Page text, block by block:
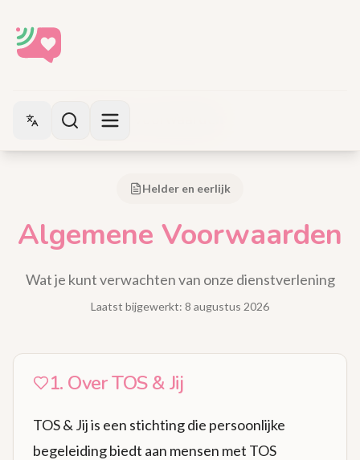
Switch language
algemene-voorwaarden
Helder en eerlijk
Algemene Voorwaarden
Wat je kunt verwachten van onze dienstverlening
Laatst bijgewerkt: 8 augustus 2026
1. Over TOS & Jij
TOS & Jij is een stichting die persoonlijke
begeleiding biedt aan mensen met TOS